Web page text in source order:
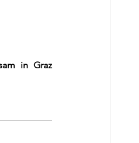
in Graz